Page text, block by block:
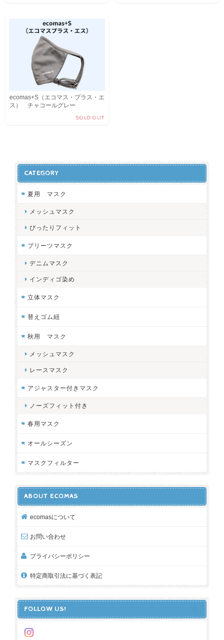
ecomas+S（エコマス・プラス・エ
ス） チャコールグレー
SOLD OUT
CATEGORY
夏用 マスク
メッシュマスク
ぴったりフィット
プリーツマスク
デニムマスク
インディゴ染め
立体マスク
替えゴム紐
秋用 マスク
メッシュマスク
レースマスク
アジャスター付きマスク
ノーズフィット付き
春用マスク
オールシーズン
マスクフィルター
ABOUT ECOMAS
ecomasについて
お問い合わせ
プライバシーポリシー
特定商取引法に基づく表記
FOLLOW US!